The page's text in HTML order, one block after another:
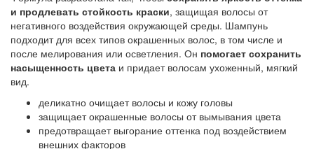
и продлевать стойкость краски, защищая волосы от
негативного воздействия окружающей среды. Шампунь
подходит для всех типов окрашенных волос, в том числе и
после мелирования или осветления. Он помогает сохранить
насыщенность цвета и придает волосам ухоженный, мягкий
вид.
деликатно очищает волосы и кожу головы
защищает окрашенные волосы от вымывания цвета
предотвращает выгорание оттенка под воздействием
внешних факторов